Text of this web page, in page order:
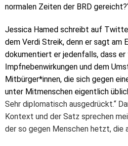
normalen Zeiten der BRD
Jessica Hamed schreibt auf
dem Verdi Streik, denn er sagt am
dokumentiert er jedenfalls, dass
Impfnebenwirkungen und dem
Mitbürger*innen, die sich gegen
unter Mitmenschen eigentlich
Sehr diplomatisch ausgedrückt.“
Kontext und der Satz sprechen
der so gegen Menschen hetzt, die